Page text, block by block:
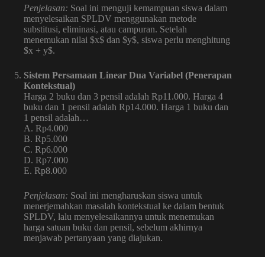
Penjelasan: Soal ini menguji kemampuan siswa dalam
menyelesaikan SPLDV menggunakan metode
substitusi, eliminasi, atau campuran. Setelah
menemukan nilai $x$ dan $y$, siswa perlu menghitung
$x + y$.
Sistem Persamaan Linear Dua Variabel (Penerapan
Kontekstual)
Harga 2 buku dan 3 pensil adalah Rp11.000. Harga 4
buku dan 1 pensil adalah Rp14.000. Harga 1 buku dan
1 pensil adalah…
A. Rp4.000
B. Rp5.000
C. Rp6.000
D. Rp7.000
E. Rp8.000
Penjelasan: Soal ini mengharuskan siswa untuk
menerjemahkan masalah kontekstual ke dalam bentuk
SPLDV, lalu menyelesaikannya untuk menemukan
harga satuan buku dan pensil, sebelum akhirnya
menjawab pertanyaan yang diajukan.